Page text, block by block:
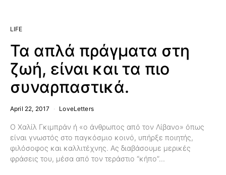
LIFE
Τα απλά πράγματα στη
ζωή, είναι και τα πιο
συναρπαστικά.
April 22, 2017 LoveLetters
Ο Χαλίλ Γκιμπράν ή «ο άνθρωπος από τον Λίβανο» όπως
είναι γνωστός στο παγκόσμιο κοινό, υπήρξε ποιητής,
φιλόσοφος και καλλιτέχνης. Ας διαβάσουμε μερικές
φράσεις του, μέσα από τον τεράστιο “κήπο”…